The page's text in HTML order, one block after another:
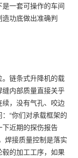
一套可操作的车间
功底做出准确判
链条式升降机的载
内部质量直接关乎
，没有气孔、咬边
“你们对承载框架的
近期的探伤报告
焊接质量控制是落实
的加工工序，如果